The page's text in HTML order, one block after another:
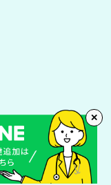
©Pettie獣医師キャリア.
✕